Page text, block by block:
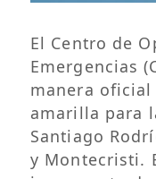
El Centro de
Emergencias
manera
amarilla para
Santiago
y Montecristi.